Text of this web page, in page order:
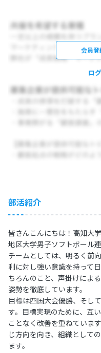
会員
ロ
部活紹介
皆さんこんにちは！高知大
地区大学男子ソフトボール
チームとしては、明るく前
利に対し強い意識を持って
ちろんのこと、声掛けによ
姿勢を徹底しています。
目標は四国大会優勝、そし
す。目標実現のために、互
ことなく改善を重ねていま
じ方向を向き、組織として
ます。